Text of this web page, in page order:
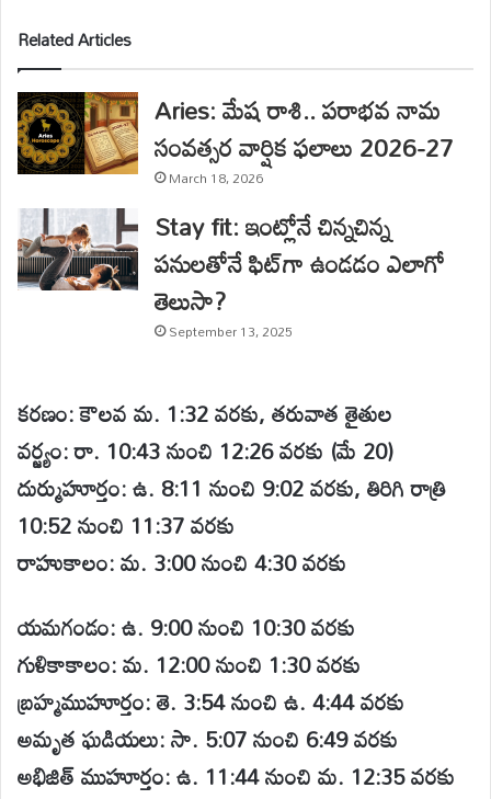
Related Articles
Aries: మేష రాశి.. పరాభవ నామ
సంవత్సర వార్షిక ఫలాలు 2026-27
March 18, 2026
Stay fit: ఇంట్లోనే చిన్నచిన్న
పనులతోనే ఫిట్‌గా ఉండడం ఎలాగో
తెలుసా?
September 13, 2025
కరణం: కౌలవ మ. 1:32 వరకు, తరువాత తైతుల
వర్జ్యం: రా. 10:43 నుంచి 12:26 వరకు (మే 20)
దుర్ముహూర్తం: ఉ. 8:11 నుంచి 9:02 వరకు, తిరిగి రాత్రి
10:52 నుంచి 11:37 వరకు
రాహుకాలం: మ. 3:00 నుంచి 4:30 వరకు
యమగండం: ఉ. 9:00 నుంచి 10:30 వరకు
గుళికాకాలం: మ. 12:00 నుంచి 1:30 వరకు
బ్రహ్మముహూర్తం: తె. 3:54 నుంచి ఉ. 4:44 వరకు
అమృత ఘడియలు: సా. 5:07 నుంచి 6:49 వరకు
అభిజిత్ ముహూర్తం: ఉ. 11:44 నుంచి మ. 12:35 వరకు